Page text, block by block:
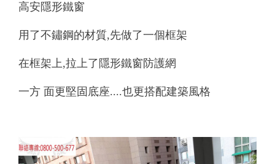
高安隱形鐵窗
用了不鏽鋼的材質,先做了一個框架
在框架上,拉上了隱形鐵窗防護網
一方 面更堅固底座....也更搭配建築風格